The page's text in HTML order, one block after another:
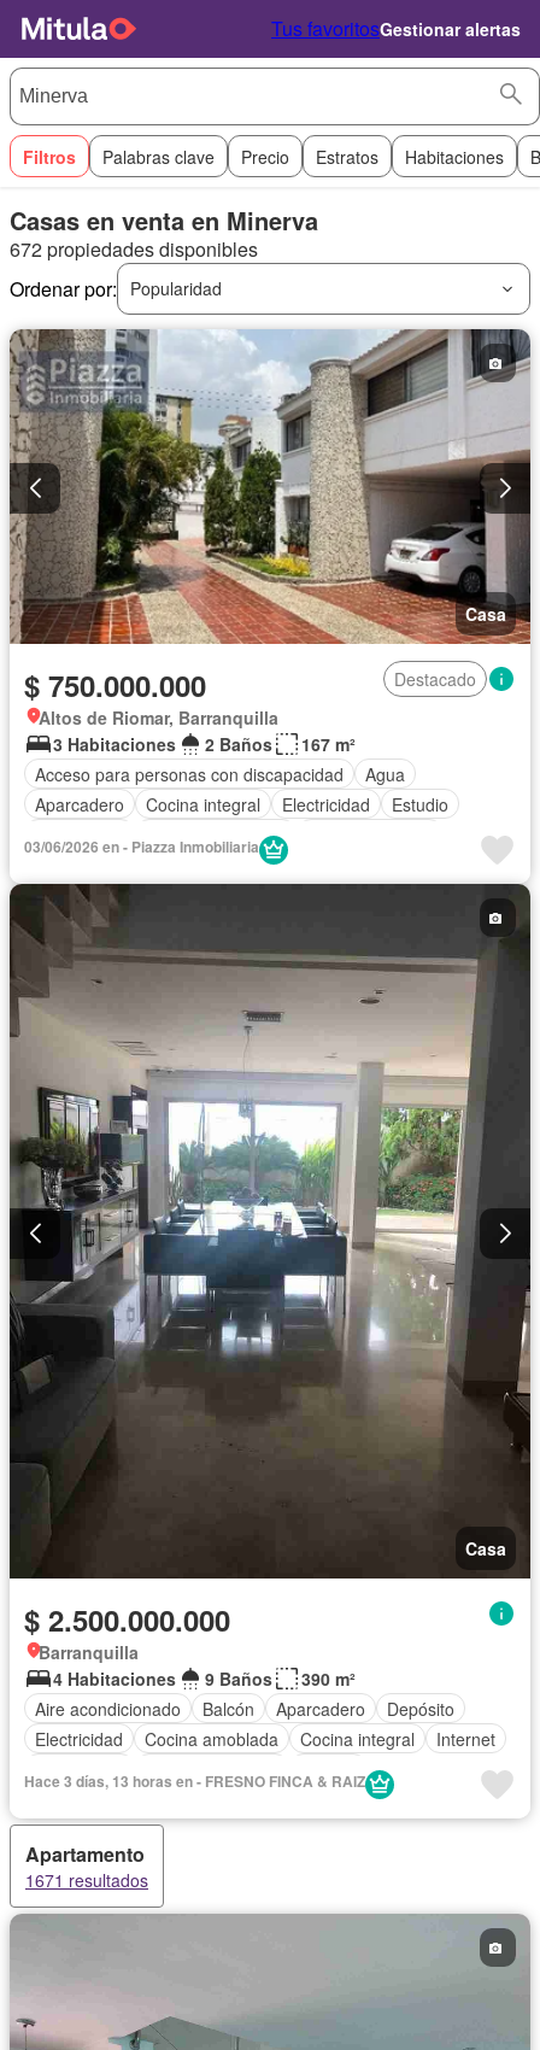
Tus favoritosGestionar alertas
Filtros Palabras clave Precio Estratos Habitaciones
Casas en venta en Minerva
672 propiedades disponibles
Ordenar por:
Popularidad
Casa
$ 750.000.000
Destacado
Altos de Riomar, Barranquilla
3 Habitaciones
2 Baños
167 m²
Acceso para personas con discapacidad
Agua
Aparcadero
Cocina integral Electricidad
Estudio
Seguridad privada
03/06/2026 en - Piazza Inmobiliaria
Casa
$ 2.500.000.000
Barranquilla
4 Habitaciones
9 Baños
390 m²
Aire acondicionado
Balcón Aparcadero
Depósito
Electricidad
Cocina amoblada Cocina integral
Internet
Tanque de agua
Patio
Área infantil
Vigilante
Acceso para personas con discapacidad
Barbecue
Caseta de vigilancia
Seguridad privada
Piscina
Permite mascotas
Hace 3 días, 13 horas en - FRESNO FINCA & RAIZ
Apartamento
1671 resultados